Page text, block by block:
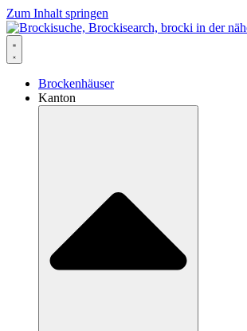
Zum Inhalt springen
Brockenhäuser
Kanton